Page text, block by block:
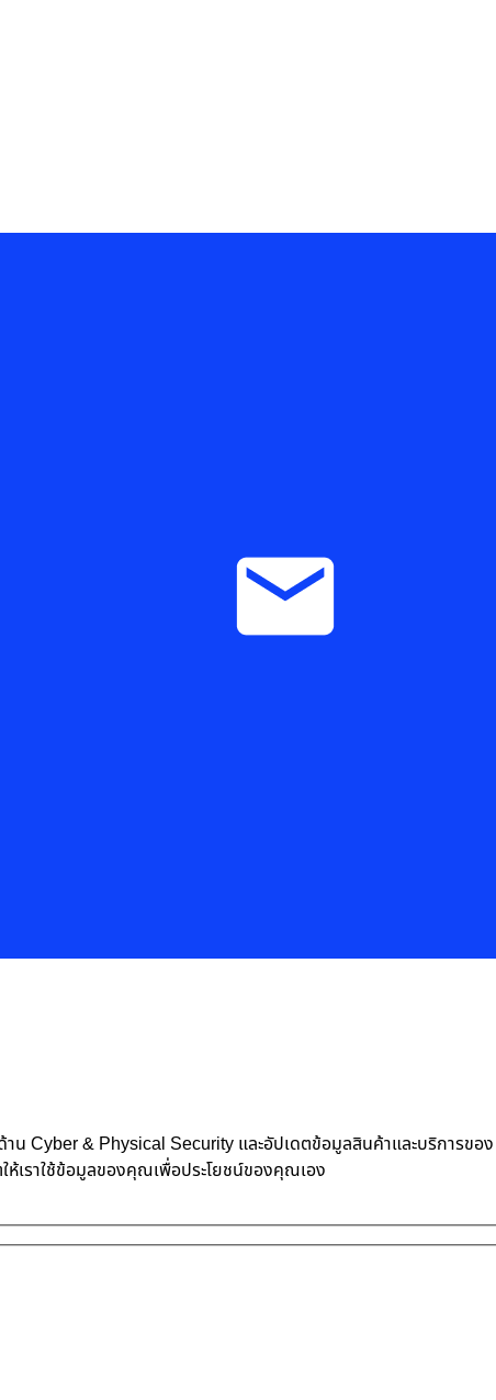
าน Cyber & Physical Security และอัปเดตข้อมูลสินค้าและบริการข
เราใช้ข้อมูลของคุณเพื่อประโยชน์ของคุณเอง